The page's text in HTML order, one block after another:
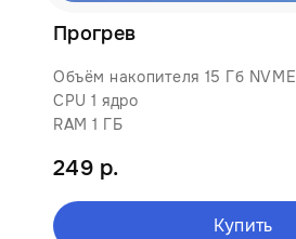
Прогрев
Объём накопителя 15 Гб NVME
CPU 1 ядро
RAM 1 ГБ
249 р.
Купить